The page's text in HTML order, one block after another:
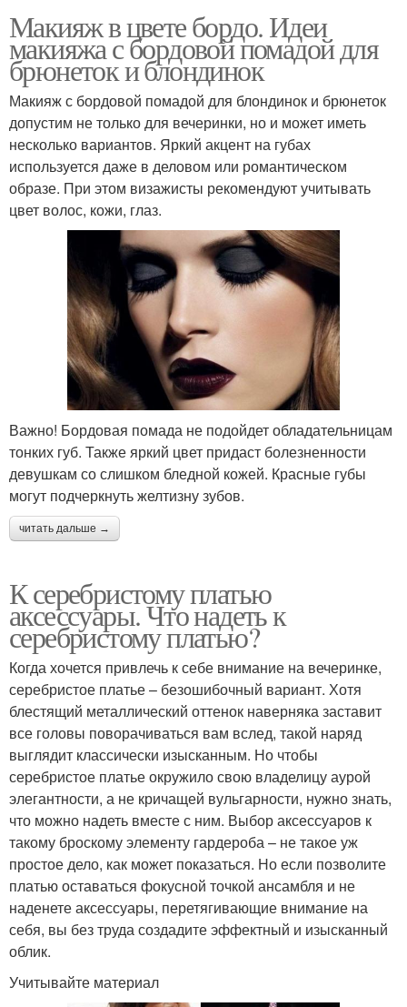
Макияж в цвете бордо. Идеи
макияжа с бордовой помадой для
брюнеток и блондинок
Макияж с бордовой помадой для блондинок и брюнеток
допустим не только для вечеринки, но и может иметь
несколько вариантов. Яркий акцент на губах
используется даже в деловом или романтическом
образе. При этом визажисты рекомендуют учитывать
цвет волос, кожи, глаз.
Важно! Бордовая помада не подойдет обладательницам
тонких губ. Также яркий цвет придаст болезненности
девушкам со слишком бледной кожей. Красные губы
могут подчеркнуть желтизну зубов.
читать дальше →
К серебристому платью
аксессуары. Что надеть к
серебристому платью?
Когда хочется привлечь к себе внимание на вечеринке,
серебристое платье – безошибочный вариант. Хотя
блестящий металлический оттенок наверняка заставит
все головы поворачиваться вам вслед, такой наряд
выглядит классически изысканным. Но чтобы
серебристое платье окружило свою владелицу аурой
элегантности, а не кричащей вульгарности, нужно знать,
что можно надеть вместе с ним. Выбор аксессуаров к
такому броскому элементу гардероба – не такое уж
простое дело, как может показаться. Но если позволите
платью оставаться фокусной точкой ансамбля и не
наденете аксессуары, перетягивающие внимание на
себя, вы без труда создадите эффектный и изысканный
облик.
Учитывайте материал